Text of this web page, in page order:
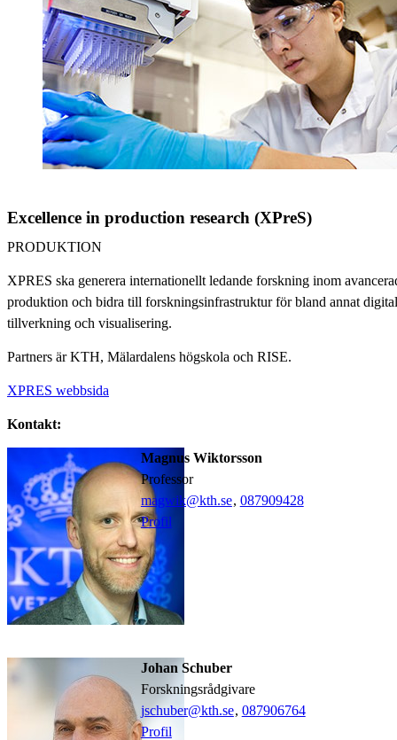
Excellence in production research (XPreS)
PRODUKTION
XPRES ska generera internationellt ledande forskning inom
produktion och bidra till forskningsinfrastruktur för bland annat digital
tillverkning och visualisering.
Partners är KTH, Mälardalens högskola och RISE.
XPRES webbsida
Kontakt:
Magnus Wiktorsson
professor
magwik@kth.se, 087909428
Profil
Johan Schuber
forskningsrådgivare
jschuber@kth.se, 087906764
Profil